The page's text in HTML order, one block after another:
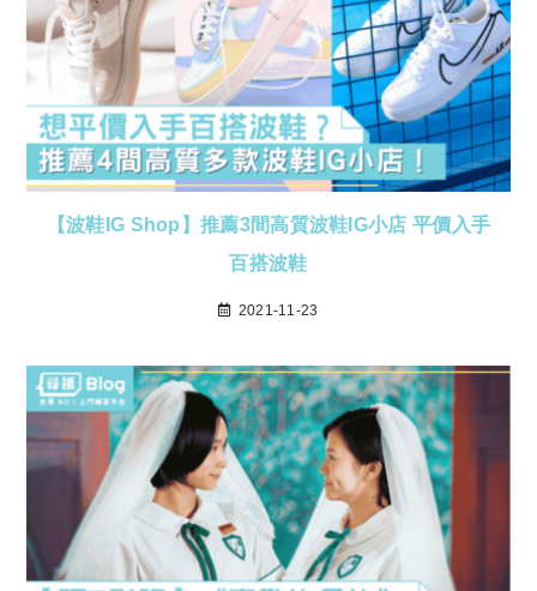
【波鞋IG Shop】推薦3間高質波鞋IG小店 平價入手
百搭波鞋
2021-11-23